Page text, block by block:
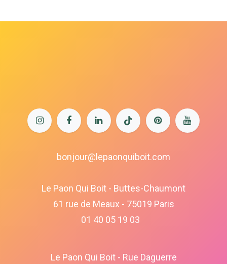
bonjour@lepaonquiboit.com
Le Paon Qui Boit - Buttes-Chaumont
61 rue de Meaux - 75019 Paris
01 40 05 19 03
Le Paon Qui Boit - Rue Daguerre